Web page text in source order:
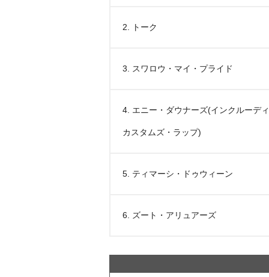
2. トーク
3. スワロウ・マイ・プライド
4. エニー・ダウナーズ(インクルーデ
カスタムズ・ラップ)
5. ティマーシ・ドゥウィーン
6. ズート・アリュアーズ